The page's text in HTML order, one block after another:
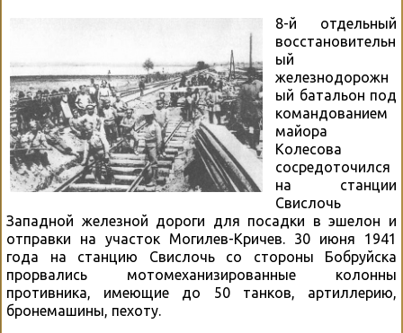
8-й отдельный
восстановительн
ый
железнодорожн
ый батальон под
командованием
майора
Колесова
сосредоточился
на станции
Свислочь
Западной железной дороги для посадки в эшелон и
отправки на участок Могилев-Кричев. 30 июня 1941
года на станцию Свислочь со стороны Бобруйска
прорвались мотомеханизированные колонны
противника, имеющие до 50 танков, артиллерию,
бронемашины, пехоту.